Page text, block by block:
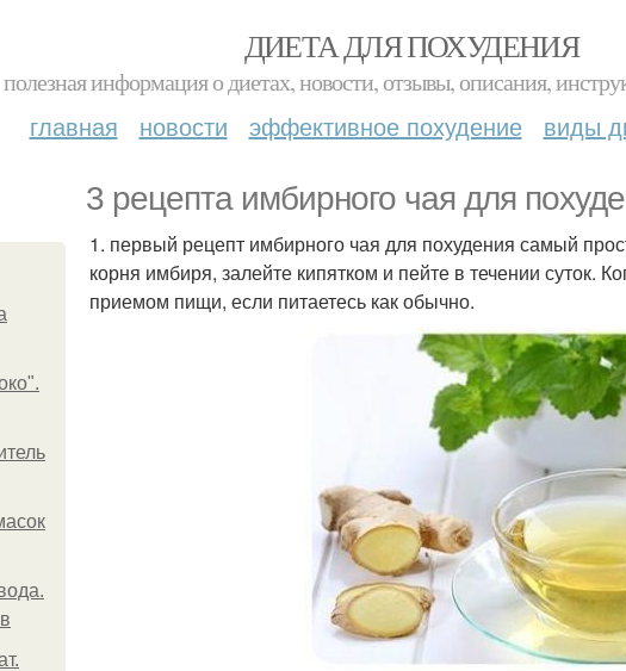
ДИЕТА ДЛЯ ПОХУДЕНИЯ
полезная информация о диетах, новости, отзывы, описания,
главная новости эффективное похудение виды
3 рецепта имбирного чая для
1. первый рецепт имбирного чая для похудения самый
корня имбиря, залейте кипятком и пейте в течении суток.
приемом пищи, если питаетесь как обычно.